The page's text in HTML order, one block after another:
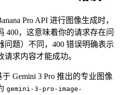
Pro API 进行图像生成时，
400，这意味着你的请求存在问
问题）不同，400 错误明确表示
求内容才能成功。
于 Gemini 3 Pro 推出的专业图像
gemini-3-pro-image-